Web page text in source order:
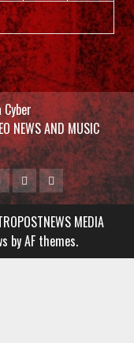
Cyber
NEWS AND MUSIC
VIDEO
NEWS
AND
MUSIC
Player
Embed
MEDIA
by AF themes.